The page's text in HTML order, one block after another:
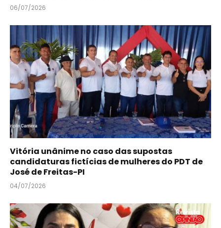
06/07/2026
Vitória unânime no caso das supostas
candidaturas fictícias de mulheres do PDT de
José de Freitas-PI
04/07/2026